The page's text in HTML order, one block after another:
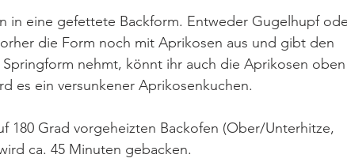
in eine gefettete Backform. Entweder Gugelhupf
die Form noch mit Aprikosen aus und gibt den
Springform nehmt, könnt ihr auch die Aprikosen
es ein versunkener Aprikosenkuchen.
180 Grad vorgeheizten Backofen (Ober/Unterhitze,
ca. 45 Minuten gebacken.